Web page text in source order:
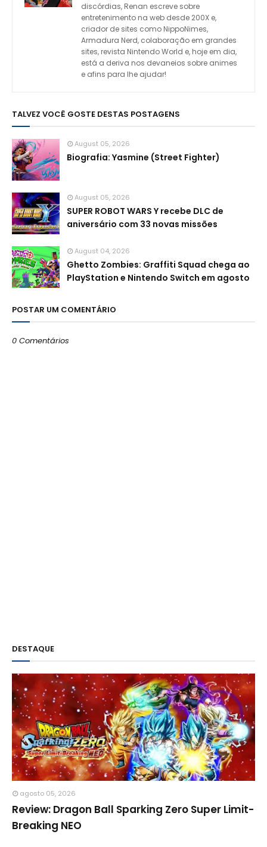
discórdias, Renan escreve sobre
entretenimento na web desde 200X e,
criador de sites como NippoNimes,
Armadura Nerd, colaboração em grandes
sites, revista Nintendo World e, hoje em dia,
está a deriva nos devaneios sobre animes
e afins para lhe ajudar!
TALVEZ VOCÊ GOSTE DESTAS POSTAGENS
August 05, 2026
Biografia: Yasmine (Street Fighter)
August 05, 2026
SUPER ROBOT WARS Y recebe DLC de
aniversário com 33 novas missões
August 04, 2026
Ghetto Zombies: Graffiti Squad chega ao
PlayStation e Nintendo Switch em agosto
POSTAR UM COMENTÁRIO
0 Comentários
DESTAQUE
agosto 05, 2026
Review: Dragon Ball Sparking Zero Super Limit-
Breaking NEO